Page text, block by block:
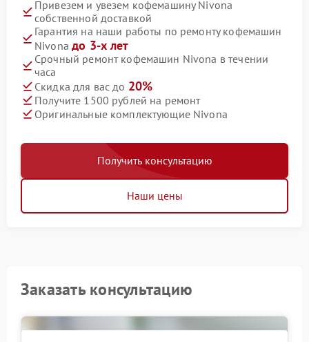
Привезем и увезем кофемашину Nivona
собственной доставкой
Гарантия на наши работы по ремонту кофемашин
Nivonaдо 3-х лет
Срочный ремонт кофемашин Nivona в течении
часа
Скидка для вас до 20%
Получите 1500 рублей на ремонт
Оригинальные комплектующие Nivona
Получить консультацию
Наши цены
Заказать консультацию